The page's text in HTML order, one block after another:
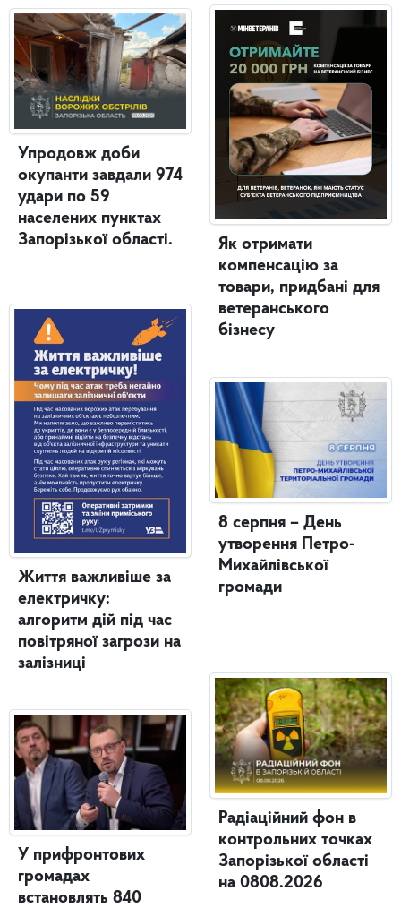
Упродовж доби
окупанти завдали 974
удари по 59
населених пунктах
Запорізької області.
Життя важливіше за
електричку:
алгоритм дій під час
повітряної загрози на
залізниці
У прифронтових
громадах
встановлять 840
Як отримати
компенсацію за
товари, придбані для
ветеранського
бізнесу
8 серпня – День
утворення Петро-
Михайлівської
громади
Радіаційний фон в
контрольних точках
Запорізької області
на 0808.2026